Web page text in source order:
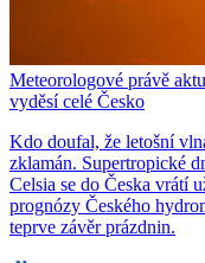
Meteorologové právě
vyděsí celé Česko
Kdo doufal, že letošní
zklamán. Supertropické
Celsia se do Česka vrátí
prognózy Českého
teprve závěr prázdnin.